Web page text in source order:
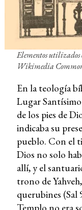
Elementos
Wikimedia
En la teología
Lugar
de los pies de
indicaba su
pueblo. Con el
Dios no solo
allí, y el
trono de
querubines (Sal